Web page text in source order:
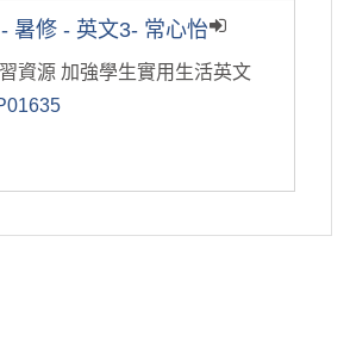
暑修 - 英文3- 常心怡
資源 加強學生實用生活英文